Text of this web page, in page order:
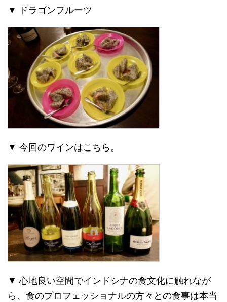
▼ ドラゴンフルーツ
▼ 今回のワインはこちら。
▼ 心地良い空間でインドシナの食文化に触れなが
ら、食のプロフェッショナルの方々との食事は本当